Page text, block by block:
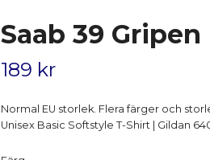
Saab 39 Gripen
189 kr
Normal EU storlek. Flera färger och
Unisex Basic Softstyle T-Shirt | Gildan